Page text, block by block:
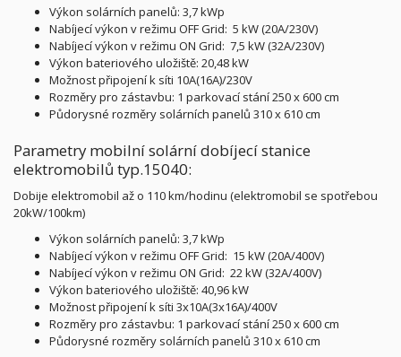
Výkon solárních panelů: 3,7 kWp
Nabíjecí výkon v režimu OFF Grid: 5 kW (20A/230V)
Nabíjecí výkon v režimu ON Grid: 7,5 kW (32A/230V)
Výkon bateriového uložiště: 20,48 kW
Možnost připojení k síti 10A(16A)/230V
Rozměry pro zástavbu: 1 parkovací stání 250 x 600 cm
Půdorysné rozměry solárních panelů 310 x 610 cm
Parametry mobilní solární dobíjecí stanice
elektromobilů typ.15040:
Dobije elektromobil až o 110 km/hodinu (elektromobil se spotřebou
20kW/100km)
Výkon solárních panelů: 3,7 kWp
Nabíjecí výkon v režimu OFF Grid: 15 kW (20A/400V)
Nabíjecí výkon v režimu ON Grid: 22 kW (32A/400V)
Výkon bateriového uložiště: 40,96 kW
Možnost připojení k síti 3x10A(3x16A)/400V
Rozměry pro zástavbu: 1 parkovací stání 250 x 600 cm
Půdorysné rozměry solárních panelů 310 x 610 cm